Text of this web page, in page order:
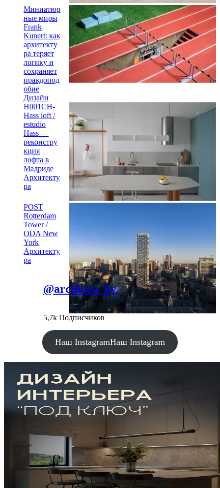
Миниатюр
ные миры
Frank
Kunert: как
архитекту
ра теряет
логику и
сохраняет
правдопод
обие
Дизайн
H001CH-
Hass loft /
estudio
Hass —
реконстру
кция
лофта в
Мадриде
Архитекту
ра
POST
Rotterdam
Tower /
ODA New
York
Архитекту
ра
@archicon_by.
5,7k Подписчиков
Наш InstagramНаш Instagram